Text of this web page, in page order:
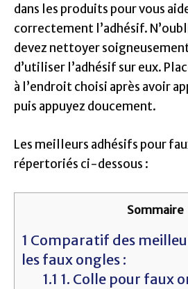
dans les produits pour vous
correctement l’adhésif.
devez nettoyer
d’utiliser l’adhésif sur eux.
à l’endroit choisi après avoir
puis appuyez doucement.
Les meilleurs adhésifs pour
répertoriés ci-dessous :
Sommaire
1 Comparatif des
les faux ongles :
1.1 1. Colle pour faux